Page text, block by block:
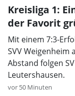
Kreisliga 1:
der Favorit
Mit einem 7:3-
SVV Weigenheim
Abstand folgen
Leutershausen.
vor 50 Minuten